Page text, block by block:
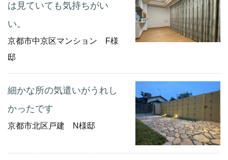
は見ていても気持ちがい
い。
京都市中京区マンション F様
邸
細かな所の気遣いがうれし
かったです
京都市北区戸建 N様邸